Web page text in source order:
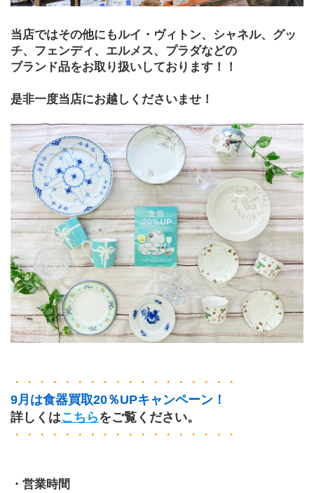
当店ではその他にもルイ・ヴィトン、シャネル、グッ
チ、フェンディ、エルメス、プラダなどの
ブランド品をお取り扱いしております！！
是非一度当店にお越しくださいませ！
・・・・・・・・・・・・・・・・・・
9月は食器買取20％UPキャンペーン！
詳しくはこちら をご覧ください。
・・・・・・・・・・・・・・・・・・
・営業時間